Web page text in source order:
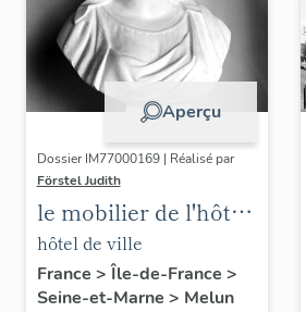
Aperçu
Dossier IM77000169 | Réalisé par
Förstel Judith
le mobilier de l'hôtel
de ville
hôtel de ville
France > Île-de-France >
Seine-et-Marne > Melun